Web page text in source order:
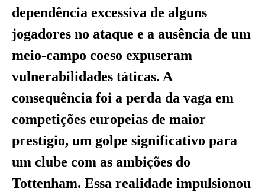
dependência excessiva de alguns
jogadores no ataque e a ausência de um
meio-campo coeso expuseram
vulnerabilidades táticas. A
consequência foi a perda da vaga em
competições europeias de maior
prestígio, um golpe significativo para
um clube com as ambições do
Tottenham. Essa realidade impulsionou